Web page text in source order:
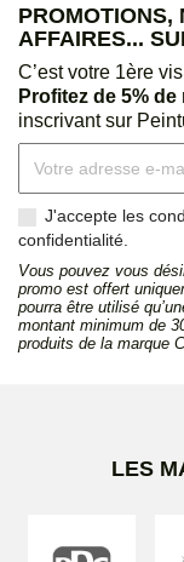
PROMOTIONS,
AFFAIRES...
C’est votre 1ère
Profitez de 5%
inscrivant sur
J'accepte les
confidentialité.
Vous pouvez vous
promo est offert
pourra être utilisé
montant minimum de
produits de la marque
LES